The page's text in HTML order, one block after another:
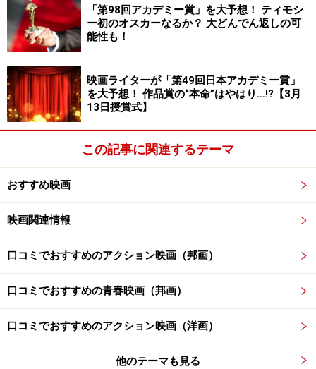
Amazonで洋画・邦画の DVD をチェック！
楽天市場で洋画・邦画の DVD をチェック！
「第98回アカデミー賞」を大予想！ ティモシ
ー初のオスカーなるか？ 大どんでん返しの可
能性も！
映画ライターが「第49回日本アカデミー賞」
を大予想！ 作品賞の“本命”はやはり…!?【3月
13日授賞式】
この記事に関連するテーマ
おすすめ映画
映画関連情報
口コミでおすすめのアクション映画（邦画）
口コミでおすすめの青春映画（邦画）
口コミでおすすめのアクション映画（洋画）
他のテーマも見る